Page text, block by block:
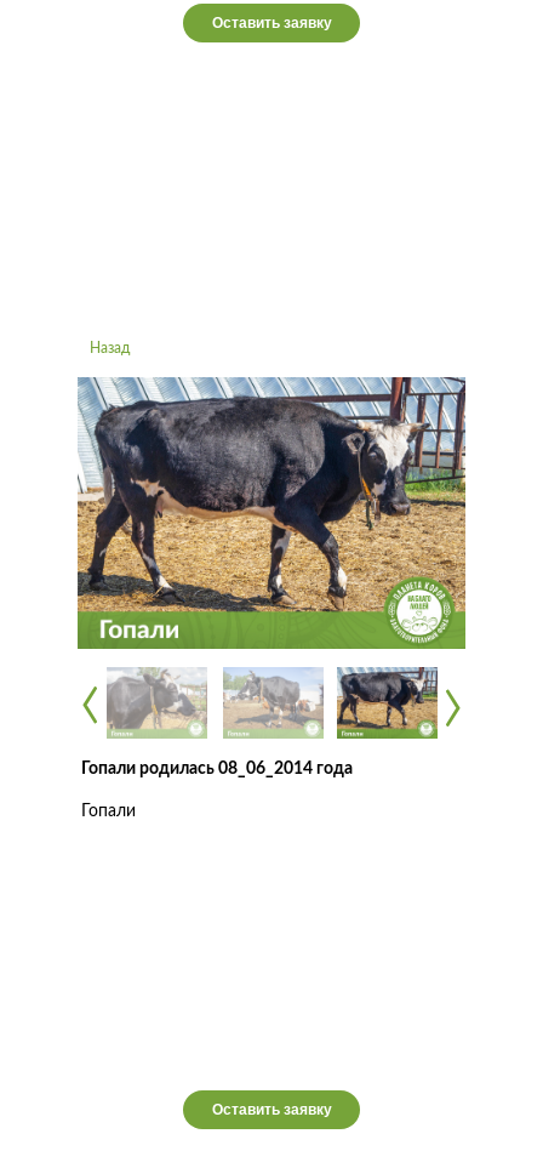
Оставить заявку
Гопали
Оставить заявку
Назад
Гопали родилась 08_06_2014 года
‹
‹
‹
‹